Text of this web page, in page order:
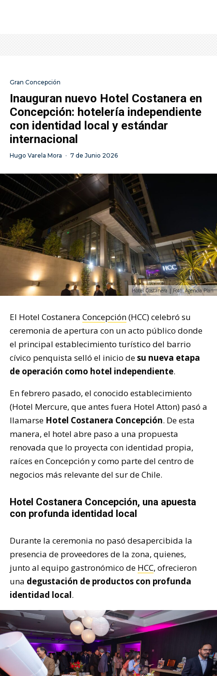
Gran Concepción
Inauguran nuevo Hotel Costanera en
Concepción: hotelería independiente
con identidad local y estándar
internacional
Hugo Varela Mora · 7 de Junio 2026
Hotel Costanera | Foto: Agencia Plan
El Hotel Costanera Concepción(HCC) celebró su
ceremonia de apertura con un acto público donde
el principal establecimiento turístico del barrio
cívico penquista selló el inicio desu nueva etapa
de operación como hotel independiente.
En febrero pasado, el conocido establecimiento
(Hotel Mercure, que antes fuera Hotel Atton) pasó a
llamarse Hotel Costanera Concepción. De esta
manera, el hotel abre paso a una propuesta
renovada que lo proyecta con identidad propia,
raíces en Concepción y como parte del centro de
negocios más relevante del sur de Chile.
Hotel Costanera Concepción, una apuesta
con profunda identidad local
Durante la ceremonia no pasó desapercibida la
presencia de proveedores de la zona, quienes,
junto al equipo gastronómico de HCC, ofrecieron
una degustación de productos con profunda
identidad local.